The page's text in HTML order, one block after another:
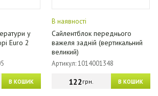
у
Euro 2
В КОШИК
В наявності
Сайлентблок переднього
важеля задній (вертикальний
великий)
Артикул: 1014001348
В КОШИК
122грн.